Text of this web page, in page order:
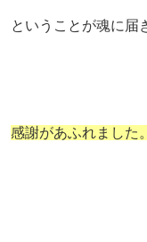
ということが魂に届
感謝があふれました。